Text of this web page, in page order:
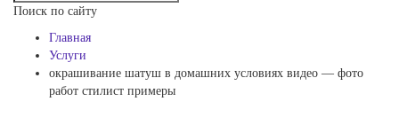
Поиск по сайту
Главная
Услуги
окрашивание шатуш в домашних условиях видео — фото
работ стилист примеры